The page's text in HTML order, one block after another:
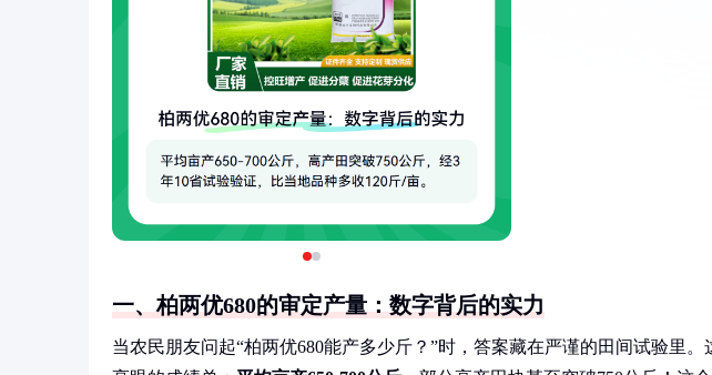
一、柏两优680的审定产量：数字背后的实力
当农民朋友问起“柏两优680能产多少斤？”时，答案藏在严谨的田间试验里